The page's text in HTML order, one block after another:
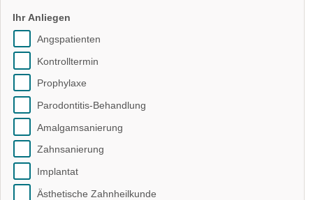
Ihr Anliegen
Angspatienten
Kontrolltermin
Prophylaxe
Parodontitis-Behandlung
Amalgamsanierung
Zahnsanierung
Implantat
Ästhetische Zahnheilkunde